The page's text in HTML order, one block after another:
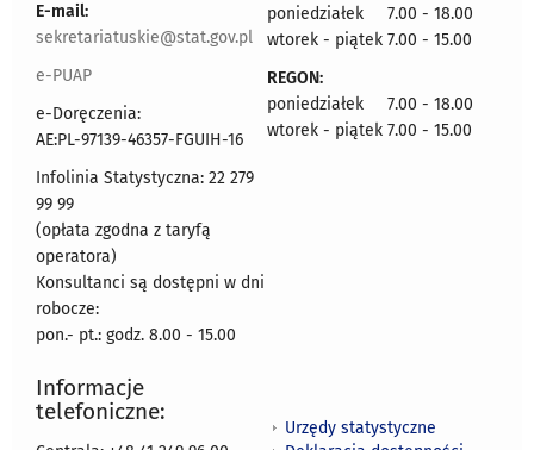
E-mail:
sekretariatuskie@stat.gov.pl
e-PUAP
e-Doręczenia:
AE:PL-97139-46357-FGUIH-16
Infolinia Statystyczna: 22 279
99 99
(opłata zgodna z taryfą
operatora)
Konsultanci są dostępni w dni
robocze:
pon.- pt.: godz. 8.00 - 15.00
poniedziałek 7.00 - 18.00
wtorek - piątek 7.00 - 15.00
REGON:
poniedziałek 7.00 - 18.00
wtorek - piątek 7.00 - 15.00
Informacje
telefoniczne:
Urzędy statystyczne